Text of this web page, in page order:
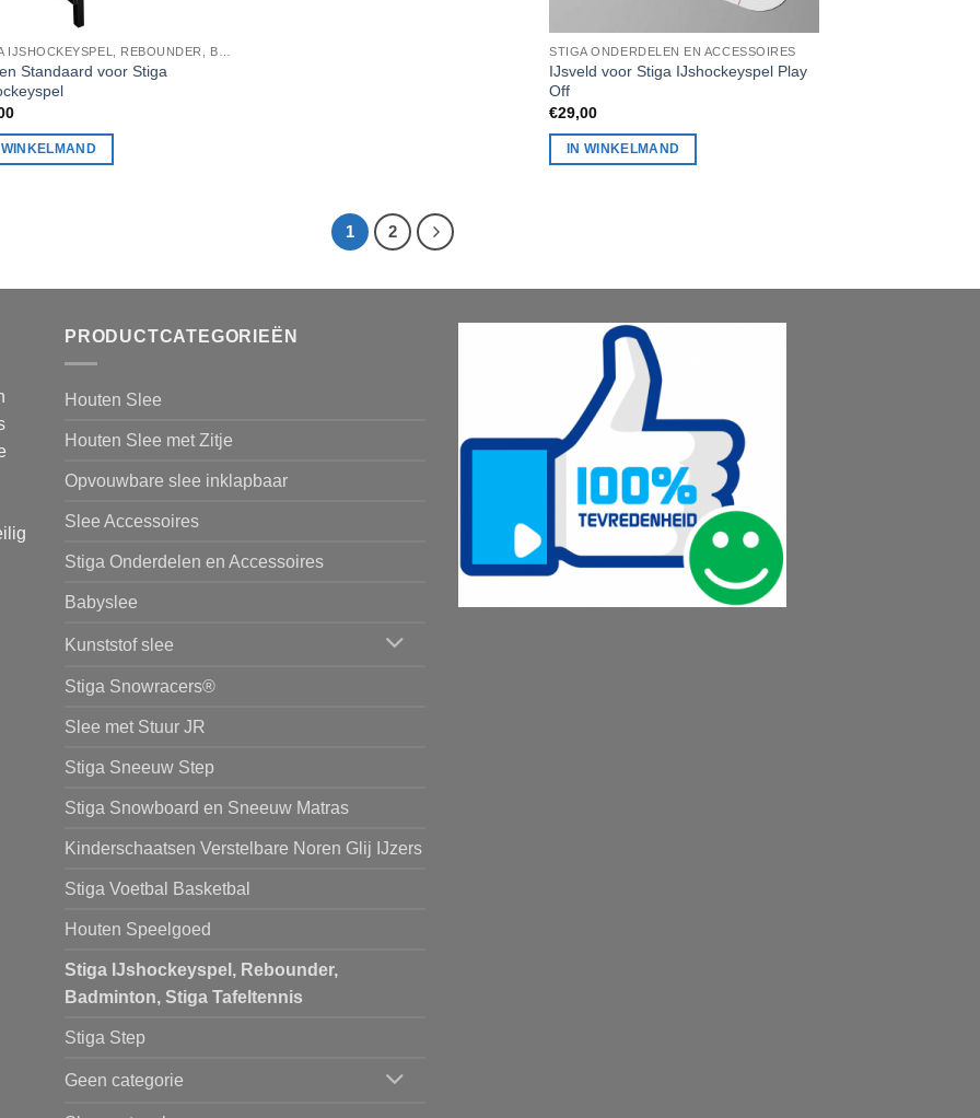
Standaard voor Stiga
WINKELMAND
STIGA ONDERDELEN EN ACCESSOIRES
IJsveld voor Stiga IJshockeyspel Play
Off
€29,00
IN WINKELMAND
1 2
PRODUCTCATEGORIEËN
Houten Slee
Houten Slee met Zitje
Opvouwbare slee inklapbaar
Slee Accessoires
Stiga Onderdelen en Accessoires
Babyslee
Kunststof slee
Stiga Snowracers®
Slee met Stuur JR
Stiga Sneeuw Step
Stiga Snowboard en Sneeuw Matras
Kinderschaatsen Verstelbare Noren Glij IJzers
Stiga Voetbal Basketbal
Houten Speelgoed
Stiga IJshockeyspel, Rebounder,
Badminton, Stiga Tafeltennis
Stiga Step
Geen categorie